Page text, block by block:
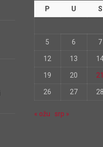
P U S
5 6 7
12 13
19 20 21
26 27 28
« ožu srp »